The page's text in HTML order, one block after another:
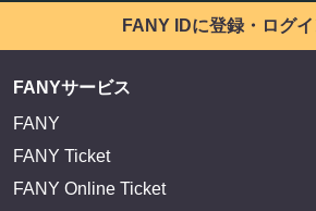
FANY IDに登録・ログ
FANYサービス
FANY
FANY Ticket
FANY Online Ticket